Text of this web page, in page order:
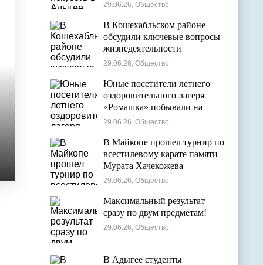
29.06.26, Общество
В Кошехабльском районе
обсудили ключевые вопросы
жизнедеятельности
муниципалитета
29.06.26, Общество
Юные посетители летнего
оздоровительного лагеря
«Ромашка» побывали на
экскурсии в Дондуковском
29.06.26, Общество
В Майкопе прошел турнир по
всестилевому карате памяти
Мурата Хачекожева
29.06.26, Общество
Максимальный результат
сразу по двум предметам!
29.06.26, Общество
В Адыгее студенты